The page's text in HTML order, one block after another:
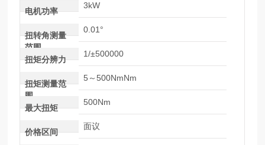
电机功率
3kW
扭转角测量
范围
0.01°
扭矩分辨力
1/±500000
扭矩测量范
围
5～500NmNm
最大扭矩
500Nm
价格区间
面议